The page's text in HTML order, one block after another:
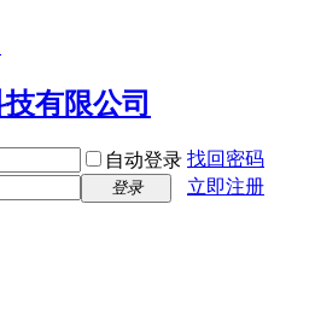
自动登录 找回密码
登录 立即注册